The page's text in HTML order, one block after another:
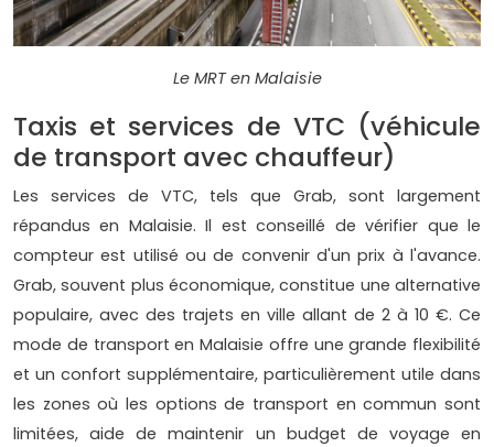
Le MRT en Malaisie
Taxis et services de VTC (véhicule
de transport avec chauffeur)
Les services de VTC, tels que Grab, sont largement
répandus en Malaisie. Il est conseillé de vérifier que le
compteur est utilisé ou de convenir d'un prix à l'avance.
Grab, souvent plus économique, constitue une alternative
populaire, avec des trajets en ville allant de 2 à 10 €. Ce
mode de transport en Malaisie offre une grande flexibilité
et un confort supplémentaire, particulièrement utile dans
les zones où les options de transport en commun sont
limitées, aide de maintenir un budget de voyage en